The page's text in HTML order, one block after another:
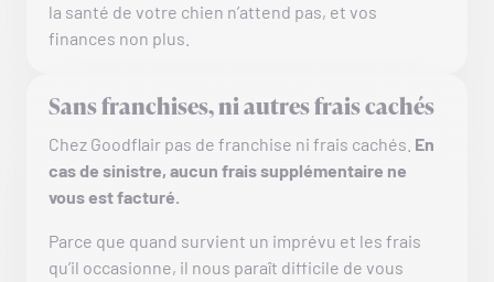
la santé de votre chien n’attend pas, et vos
finances non plus.
Sans franchises, ni autres frais cachés
Chez Goodflair pas de franchise ni frais cachés. En
cas de sinistre, aucun frais supplémentaire ne
vous est facturé.
Parce que quand survient un imprévu et les frais
qu’il occasionne, il nous paraît difficile de vous